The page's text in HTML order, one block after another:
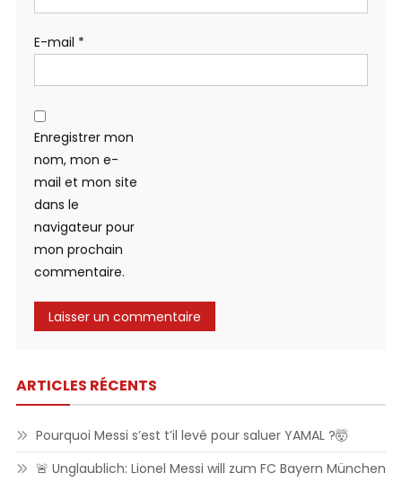
E-mail *
Enregistrer mon
nom, mon e-
mail et mon site
dans le
navigateur pour
mon prochain
commentaire.
ARTICLES RÉCENTS
Pourquoi Messi s’est t’il levé pour saluer YAMAL ?🤯
🚨 Unglaublich: Lionel Messi will zum FC Bayern München